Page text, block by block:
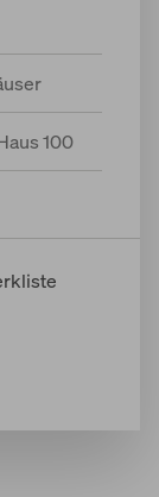
100